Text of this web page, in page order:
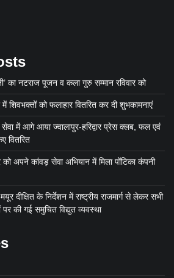
का नटराज पूजन व कला गुरु सम्मान रविवार को
में शिवभक्तों को फलाहार वितरित कर दी शुभकामनाएं
सेवा में आगे आया ज्वालापुर-हरिद्वार प्रेस क्लब, फल एवं
वितरित
को अपने कांवड़ सेवा अभियान में मिला पोंटिका कंपनी
मयूर दीक्षित के निर्देशन में राष्ट्रीय राजमार्ग से लेकर सभी
पर की गई समुचित विद्युत व्यवस्था